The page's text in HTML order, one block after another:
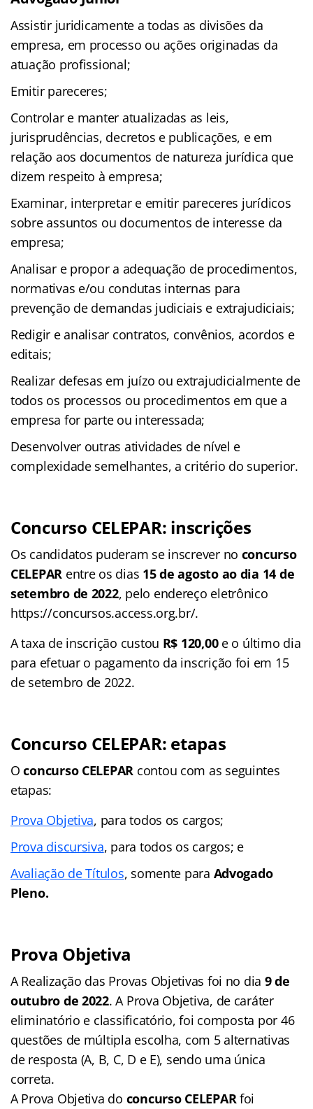
Assistir juridicamente a todas as divisões da
empresa, em processo ou ações originadas da
atuação profissional;
Emitir pareceres;
Controlar e manter atualizadas as leis,
jurisprudências, decretos e publicações, e em
relação aos documentos de natureza jurídica que
dizem respeito à empresa;
Examinar, interpretar e emitir pareceres jurídicos
sobre assuntos ou documentos de interesse da
empresa;
Analisar e propor a adequação de procedimentos,
normativas e/ou condutas internas para
prevenção de demandas judiciais e extrajudiciais;
Redigir e analisar contratos, convênios, acordos e
editais;
Realizar defesas em juízo ou extrajudicialmente de
todos os processos ou procedimentos em que a
empresa for parte ou interessada;
Desenvolver outras atividades de nível e
complexidade semelhantes, a critério do superior.
Concurso CELEPAR: inscrições
Os candidatos puderam se inscrever no concurso
CELEPAR entre os dias 15 de agosto ao dia 14 de
setembro de 2022, pelo endereço eletrônico
https://concursos.access.org.br/.
A taxa de inscrição custou R$ 120,00e o último dia
para efetuar o pagamento da inscrição foi em 15
de setembro de 2022.
Concurso CELEPAR: etapas
Oconcurso CELEPAR contou com as seguintes
etapas:
Prova Objetiva, para todos os cargos;
Prova discursiva, para todos os cargos; e
Avaliação de Títulos, somente para Advogado
Pleno.
Prova Objetiva
A Realização das Provas Objetivas foi no dia 9 de
outubro de 2022. A Prova Objetiva, de caráter
eliminatório e classificatório, foi composta por 46
questões de múltipla escolha, com 5 alternativas
de resposta (A, B, C, D e E), sendo uma única
correta.
A Prova Objetiva do concurso CELEPARfoi